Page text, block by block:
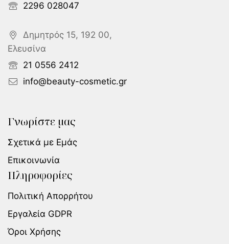
2296 028047
Δημητρός 15, 192 00,
Ελευσίνα
21 0556 2412
info@beauty-cosmetic.gr
Γνωρίστε μας
Σχετικά με Εμάς
Επικοινωνία
Πληροφορίες
Πολιτική Απορρήτου
Εργαλεία GDPR
Όροι Χρήσης